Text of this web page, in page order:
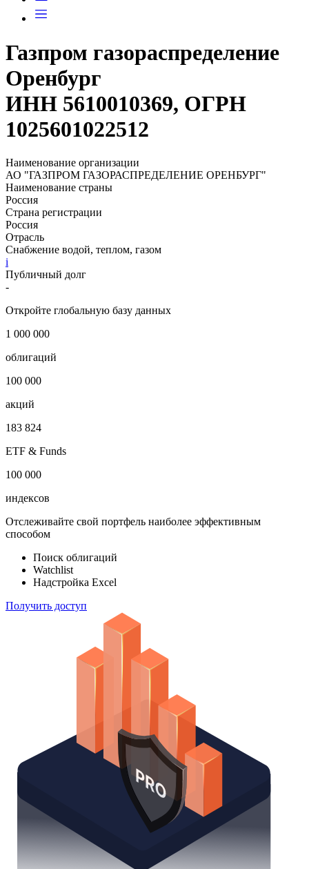
Газпром газораспределение
Оренбург
1025601022512
Наименование организации
АО "ГАЗПРОМ ГАЗОРАСПРЕДЕЛЕНИЕ ОРЕНБУРГ"
Наименование страны
Россия
Страна регистрации
Россия
i
-
Откройте глобальную базу данных
1 000 000
облигаций
100 000
акций
183 824
ETF & Funds
100 000
Отслеживайте свой портфель наиболее эффективным
способом
Поиск облигаций
Надстройка Excel
Получить доступ